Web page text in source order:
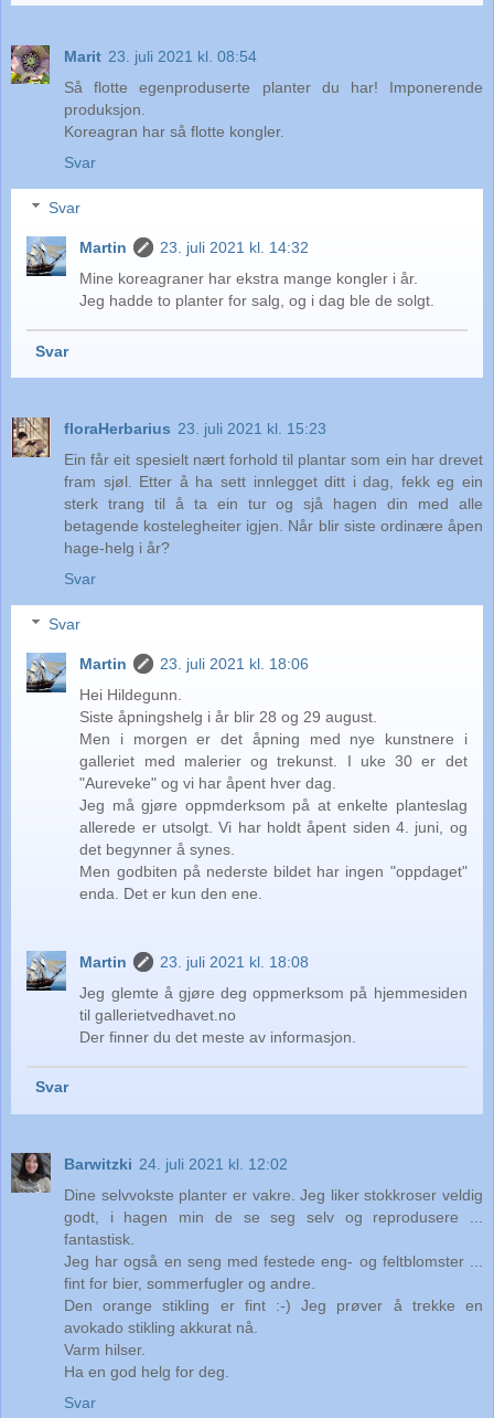
Marit 23. juli 2021 kl. 08:54
Så flotte egenproduserte planter du har! Imponerende
produksjon.
Koreagran har så flotte kongler.
Svar
Svar
Martin
23. juli 2021 kl. 14:32
Mine koreagraner har ekstra mange kongler i år.
Jeg hadde to planter for salg, og i dag ble de solgt.
Svar
floraHerbarius 23. juli 2021 kl. 15:23
Ein får eit spesielt nært forhold til plantar som ein har drevet
fram sjøl. Etter å ha sett innlegget ditt i dag, fekk eg ein
sterk trang til å ta ein tur og sjå hagen din med alle
betagende kostelegheiter igjen. Når blir siste ordinære åpen
hage-helg i år?
Svar
Svar
Martin
23. juli 2021 kl. 18:06
Hei Hildegunn.
Siste åpningshelg i år blir 28 og 29 august.
Men i morgen er det åpning med nye kunstnere i
galleriet med malerier og trekunst. I uke 30 er det
"Aureveke" og vi har åpent hver dag.
Jeg må gjøre oppmderksom på at enkelte planteslag
allerede er utsolgt. Vi har holdt åpent siden 4. juni, og
det begynner å synes.
Men godbiten på nederste bildet har ingen "oppdaget"
enda. Det er kun den ene.
Martin
23. juli 2021 kl. 18:08
Jeg glemte å gjøre deg oppmerksom på hjemmesiden
til gallerietvedhavet.no
Der finner du det meste av informasjon.
Svar
Barwitzki 24. juli 2021 kl. 12:02
Dine selvvokste planter er vakre. Jeg liker stokkroser veldig
godt, i hagen min de se seg selv og reprodusere ...
fantastisk.
Jeg har også en seng med festede eng- og feltblomster ...
fint for bier, sommerfugler og andre.
Den orange stikling er fint :-) Jeg prøver å trekke en
avokado stikling akkurat nå.
Varm hilser.
Ha en god helg for deg.
Svar